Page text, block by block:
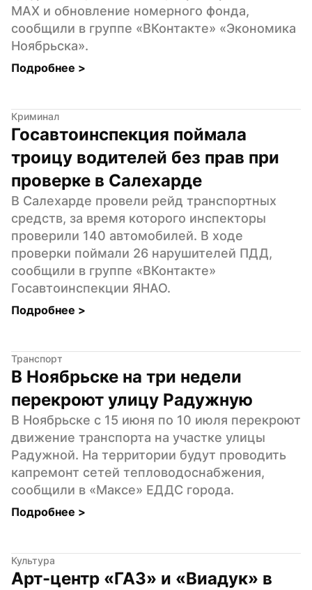
MAX и обновление номерного фонда,
сообщили в группе «ВКонтакте» «Экономика
Ноябрьска».
Подробнее >
Криминал
Госавтоинспекция поймала
троицу водителей без прав при
проверке в Салехарде
В Салехарде провели рейд транспортных
средств, за время которого инспекторы
проверили 140 автомобилей. В ходе
проверки поймали 26 нарушителей ПДД,
сообщили в группе «ВКонтакте»
Госавтоинспекции ЯНАО.
Подробнее >
Транспорт
В Ноябрьске на три недели
перекроют улицу Радужную
В Ноябрьске с 15 июня по 10 июля перекроют
движение транспорта на участке улицы
Радужной. На территории будут проводить
капремонт сетей тепловодоснабжения,
сообщили в «Максе» ЕДДС города.
Подробнее >
Культура
Арт-центр «ГАЗ» и «Виадук» в